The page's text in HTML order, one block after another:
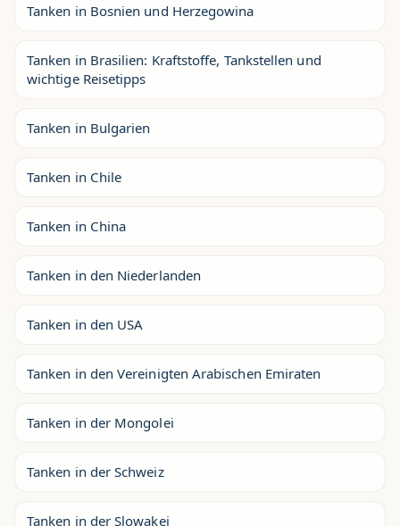
Tanken in Bosnien und Herzegowina
Tanken in Brasilien: Kraftstoffe, Tankstellen und
wichtige Reisetipps
Tanken in Bulgarien
Tanken in Chile
Tanken in China
Tanken in den Niederlanden
Tanken in den USA
Tanken in den Vereinigten Arabischen Emiraten
Tanken in der Mongolei
Tanken in der Schweiz
Tanken in der Slowakei